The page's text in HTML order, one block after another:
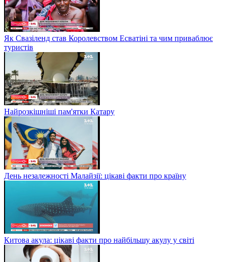
Як Свазіленд став Королевством Есватіні та чим приваблює
туристів
Найрозкішніші пам'ятки Катару
День незалежності Малайзії: цікаві факти про країну
Китова акула: цікаві факти про найбільшу акулу у світі